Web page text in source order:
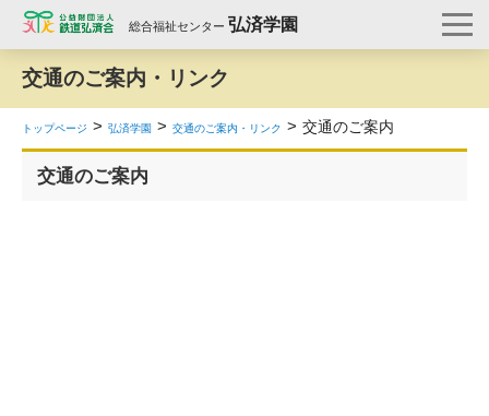
総合福祉センター 弘済学園
交通のご案内・リンク
トップページ 弘済学園 交通のご案内・リンク 交通のご案内
交通のご案内